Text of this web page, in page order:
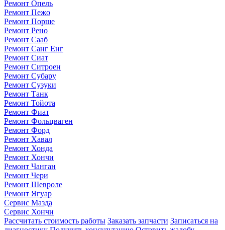
Ремонт Опель
Ремонт Пежо
Ремонт Порше
Ремонт Рено
Ремонт Сааб
Ремонт Санг Енг
Ремонт Сиат
Ремонт Ситроен
Ремонт Субару
Ремонт Сузуки
Ремонт Танк
Ремонт Тойота
Ремонт Фиат
Ремонт Фольцваген
Ремонт Форд
Ремонт Хавал
Ремонт Хонда
Ремонт Хончи
Ремонт Чанган
Ремонт Чери
Ремонт Шевроле
Ремонт Ягуар
Сервис Мазда
Сервис Хончи
Рассчитать стоимость работы Заказать запчасти Записаться на